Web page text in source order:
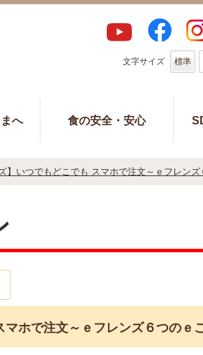
文字サイズ 標準
へ 食の安全・安心
】いつでもどこでも スマホで注文～ｅフレンズ
マホで注文～ｅフレンズ６つのｅ